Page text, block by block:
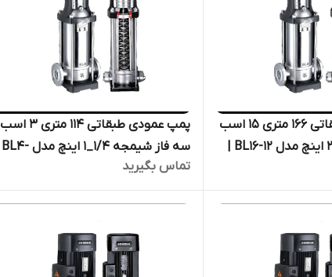
پمپ عمودی طبقاتی ۱۶۶ متری ۱۵ اسب
استیل فشار قوی
پمپ عمودی طبقاتی ۱۱۴ متری ۳ اسب
سه فاز شیمجه ۱/۴_۱ اینچ مدل BL4-
12 | الکترو پمپ پروانه استیل فشار
قوی دیگ بخار
تماس بگیرید